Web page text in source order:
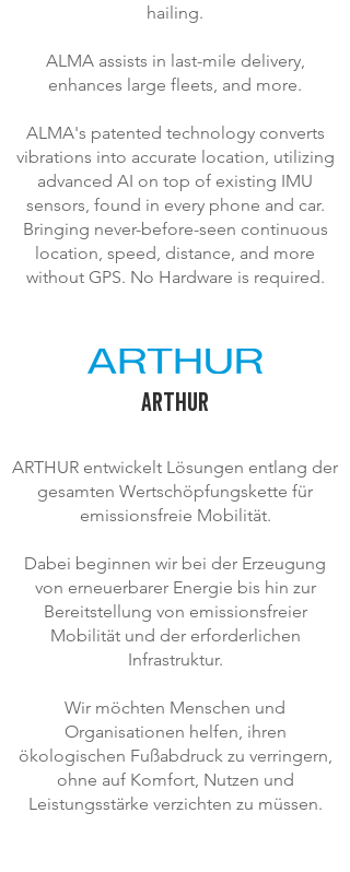
hailing.
ALMA assists in last-mile delivery,
enhances large fleets, and more.
ALMA's patented technology converts
vibrations into accurate location, utilizing
advanced AI on top of existing IMU
sensors, found in every phone and car.
Bringing never-before-seen continuous
location, speed, distance, and more
without GPS. No Hardware is required.
ARTHUR
ARTHUR entwickelt Lösungen entlang der
gesamten Wertschöpfungskette für
emissionsfreie Mobilität.
Dabei beginnen wir bei der Erzeugung
von erneuerbarer Energie bis hin zur
Bereitstellung von emissionsfreier
Mobilität und der erforderlichen
Infrastruktur.
Wir möchten Menschen und
Organisationen helfen, ihren
ökologischen Fußabdruck zu verringern,
ohne auf Komfort, Nutzen und
Leistungsstärke verzichten zu müssen.